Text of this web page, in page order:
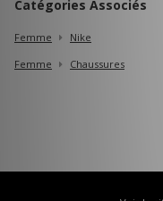
Catégories Associés
Femme
Nike
Femme
Chaussures